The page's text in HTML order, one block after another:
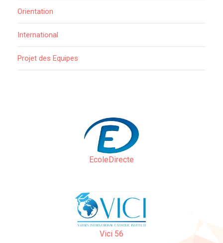
Orientation
International
Projet des Equipes
EcoleDirecte
Vici 56